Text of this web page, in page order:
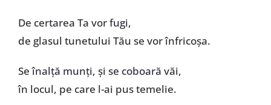
De certarea Ta vor fugi,
de glasul tunetului Tău se vor înfricoșa.
Se înalță munți, și se coboară văi,
în locul, pe care l-ai pus temelie.